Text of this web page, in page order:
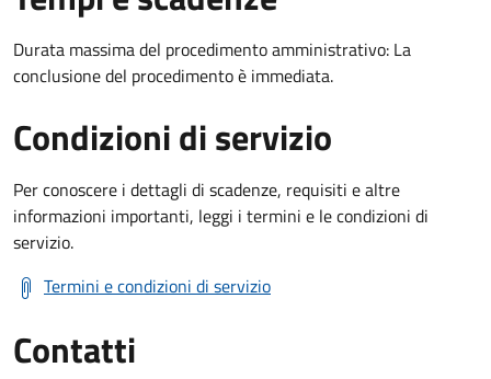
Durata massima del procedimento amministrativo: La
conclusione del procedimento è immediata.
Condizioni di servizio
Per conoscere i dettagli di scadenze, requisiti e altre
informazioni importanti, leggi i termini e le condizioni di
servizio.
Termini e condizioni di servizio
Contatti